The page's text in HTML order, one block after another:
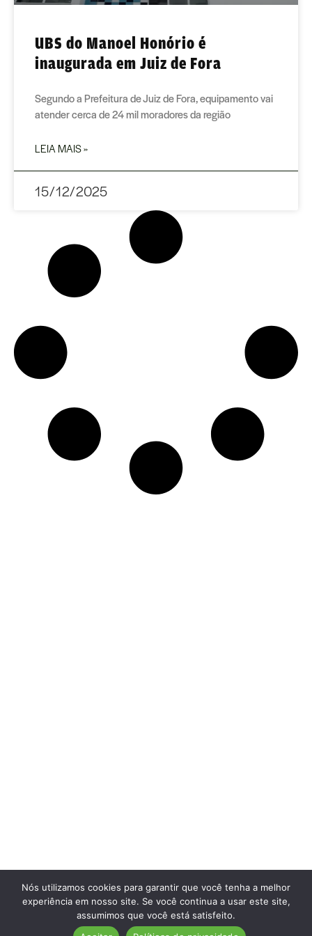
UBS do Manoel Honório é
inaugurada em Juiz de Fora
Segundo a Prefeitura de Juiz de Fora, equipamento vai
atender cerca de 24 mil moradores da região
LEIA MAIS »
15/12/2025
Nós utilizamos cookies para garantir que você tenha a melhor
experiência em nosso site. Se você continua a usar este site,
assumimos que você está satisfeito.